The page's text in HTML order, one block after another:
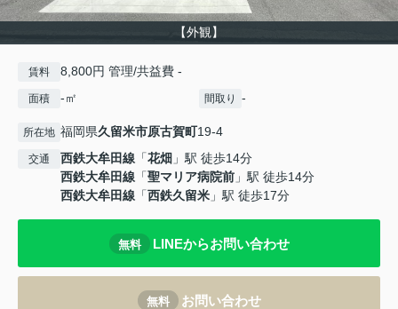
【外観】
賃料 8,800円 管理/共益費 -
面積 -㎡ 間取り -
所在地 福岡県久留米市原古賀町19-4
交通 西鉄大牟田線 「花畑 」駅 徒歩14分
西鉄大牟田線 「聖マリア病院前 」駅 徒歩14分
西鉄大牟田線 「西鉄久留米 」駅 徒歩17分
無料 LINEからお問い合わせ
無料 お問い合わせ